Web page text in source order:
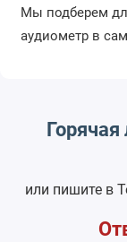
Мы подберем
аудиометр в
или пишите в